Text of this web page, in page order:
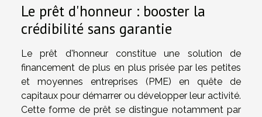
Le prêt d'honneur : booster la
crédibilité sans garantie
Le prêt d'honneur constitue une solution de
financement de plus en plus prisée par les petites
et moyennes entreprises (PME) en quête de
capitaux pour démarrer ou développer leur activité.
Cette forme de prêt se distingue notamment par